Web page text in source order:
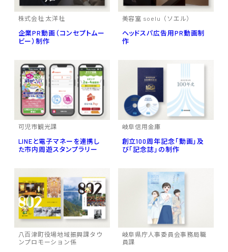
株式会社 太洋社
企業PR動画（コンセプトムー
ビー）制作
美容室 soelu（ソエル）
ヘッドスパ広告用PR動画制
作
可児市観光課
LINEと電子マネーを連携し
た市内周遊スタンプラリー
岐阜信用金庫
創立100周年記念「動画」及
び「記念誌」の制作
八百津町役場地域振興課タウ
ンプロモーション係
岐阜県庁人事委員会事務局職
員課